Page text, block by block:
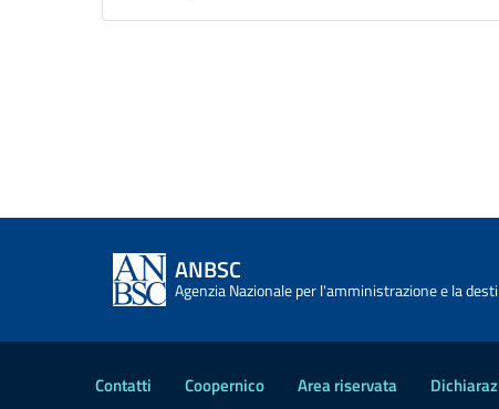
ANBSC
Agenzia Nazionale per l'amministrazione e la
Contatti Coopernico Area riservata